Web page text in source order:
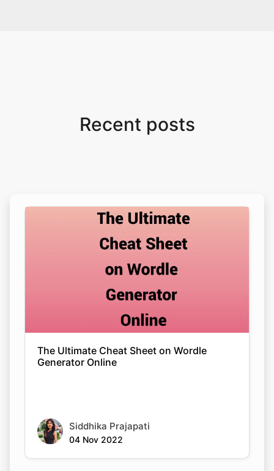
Recent posts
The Ultimate Cheat Sheet on Wordle
Generator Online
Siddhika Prajapati
04 Nov 2022